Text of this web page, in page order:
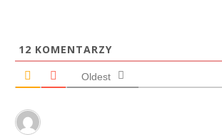
12 KOMENTARZY
Oldest